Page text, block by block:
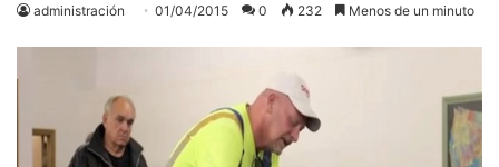
administración 01/04/2015 0 232 Menos de un minuto